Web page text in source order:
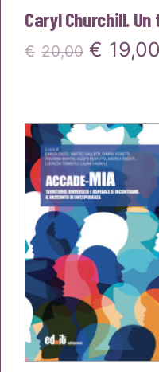
Caryl Churchill.
€ 20,00 Il
era:
€20,00.
€ 19,00